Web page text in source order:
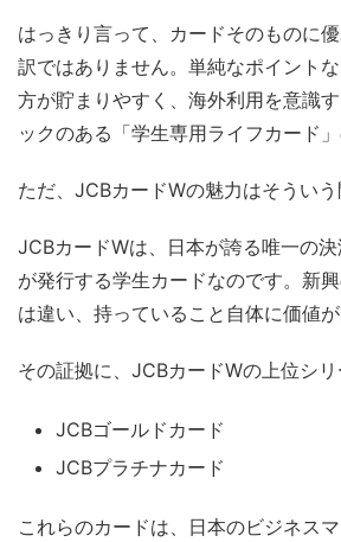
はっきり言って、カードそのものに
訳ではありません。単純なポイント
方が貯まりやすく、海外利用を意識
ックのある「学生専用ライフカード」
ただ、JCBカードWの魅力はそういう
JCBカードWは、日本が誇る唯一の決
が発行する学生カードなのです。新
は違い、持っていること自体に価値が
その証拠に、JCBカードWの上位シリ
JCBゴールドカード
JCBプラチナカード
これらのカードは、日本のビジネス